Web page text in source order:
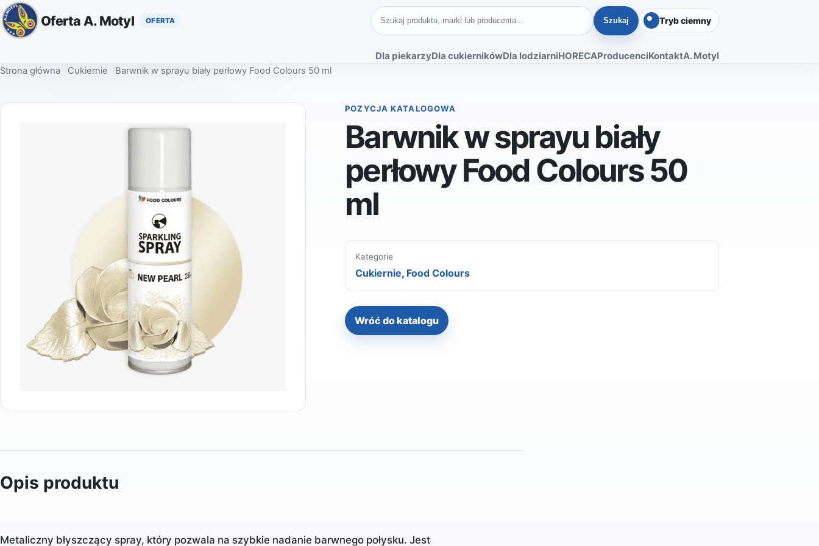
Oferta A. Motyl Szukaj produktów
Szukaj Tryb ciemny
Dla piekarzyDla cukiernikówDla lodziarniHORECAProducenciKontaktA. Motyl
Strona główna Cukiernie Barwnik w sprayu biały perłowy Food Colours 50 ml
POZYCJA KATALOGOWA
Barwnik w sprayu biały
perłowy Food Colours 50
ml
Kategorie
Cukiernie, Food Colours
Wróć do katalogu
Opis produktu
Metaliczny błyszczący spray, który pozwala na szybkie nadanie barwnego połysku. Jest